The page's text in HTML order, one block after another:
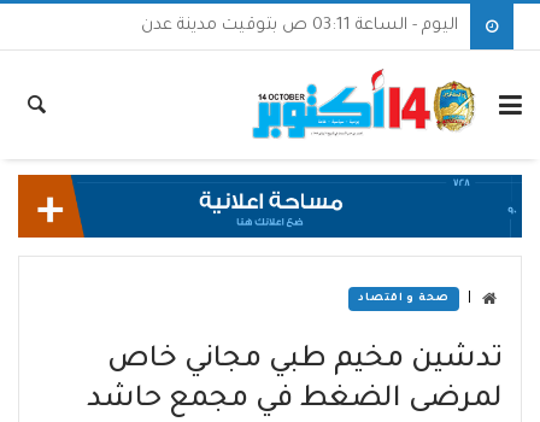
اليوم - الساعة 03:11 ص بتوقيت مدينة عدن
صحة و اقتصاد
تدشين مخيم طبي مجاني خاص
لمرضى الضغط في مجمع حاشد